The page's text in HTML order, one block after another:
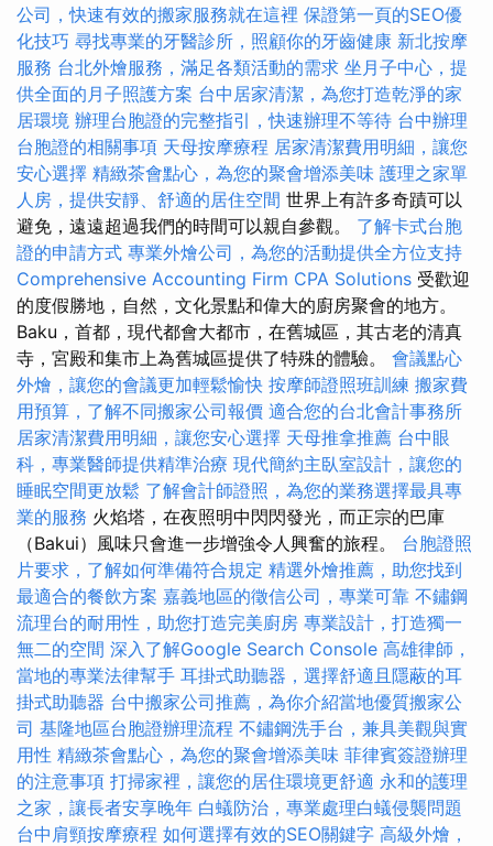
公司，快速有效的搬家服務就在這裡 保證第一頁的SEO優
化技巧 尋找專業的牙醫診所，照顧你的牙齒健康 新北按摩
服務 台北外燴服務，滿足各類活動的需求 坐月子中心，提
供全面的月子照護方案 台中居家清潔，為您打造乾淨的家
居環境 辦理台胞證的完整指引，快速辦理不等待 台中辦理
台胞證的相關事項 天母按摩療程 居家清潔費用明細，讓您
安心選擇 精緻茶會點心，為您的聚會增添美味 護理之家單
人房，提供安靜、舒適的居住空間 世界上有許多奇蹟可以
避免，遠遠超過我們的時間可以親自參觀。 了解卡式台胞
證的申請方式 專業外燴公司，為您的活動提供全方位支持
Comprehensive Accounting Firm CPA Solutions 受歡迎
的度假勝地，自然，文化景點和偉大的廚房聚會的地方。
Baku，首都，現代都會大都市，在舊城區，其古老的清真
寺，宮殿和集市上為舊城區提供了特殊的體驗。 會議點心
外燴，讓您的會議更加輕鬆愉快 按摩師證照班訓練 搬家費
用預算，了解不同搬家公司報價 適合您的台北會計事務所
居家清潔費用明細，讓您安心選擇 天母推拿推薦 台中眼
科，專業醫師提供精準治療 現代簡約主臥室設計，讓您的
睡眠空間更放鬆 了解會計師證照，為您的業務選擇最具專
業的服務 火焰塔，在夜照明中閃閃發光，而正宗的巴庫
（Bakui）風味只會進一步增強令人興奮的旅程。 台胞證照
片要求，了解如何準備符合規定 精選外燴推薦，助您找到
最適合的餐飲方案 嘉義地區的徵信公司，專業可靠 不鏽鋼
流理台的耐用性，助您打造完美廚房 專業設計，打造獨一
無二的空間 深入了解Google Search Console 高雄律師，
當地的專業法律幫手 耳掛式助聽器，選擇舒適且隱蔽的耳
掛式助聽器 台中搬家公司推薦，為你介紹當地優質搬家公
司 基隆地區台胞證辦理流程 不鏽鋼洗手台，兼具美觀與實
用性 精緻茶會點心，為您的聚會增添美味 菲律賓簽證辦理
的注意事項 打掃家裡，讓您的居住環境更舒適 永和的護理
之家，讓長者安享晚年 白蟻防治，專業處理白蟻侵襲問題
台中肩頸按摩療程 如何選擇有效的SEO關鍵字 高級外燴，